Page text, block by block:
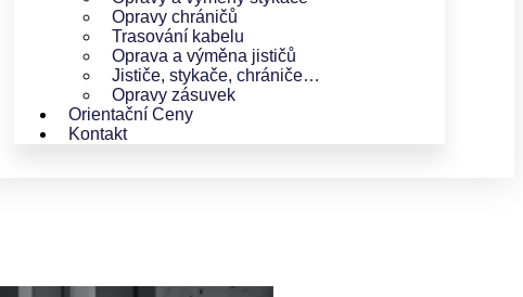
Opravy chráničů
Trasování kabelu
Oprava a výměna jističů
Jističe, stykače, chrániče…
Opravy zásuvek
Orientační Ceny
Kontakt